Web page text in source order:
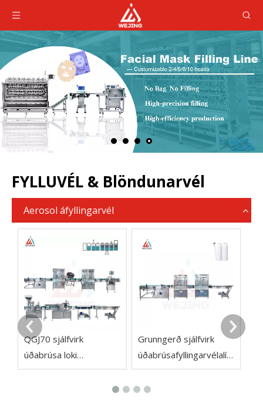
FYLLUVÉL & Blöndunarvél
Aerosol áfyllingarvél
QGJ70 sjálfvirk
úðabrúsa loki
áfyllingarvél fyrir
Grunngerð sjálfvirk
úðabrúsafyllingarvélalín
a